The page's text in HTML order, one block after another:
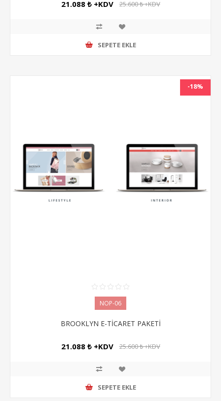
21.088 ₺ +KDV 25.600 ₺ +KDV
SEPETE EKLE
-18%
NOP-06
BROOKLYN E-TİCARET PAKETİ
21.088 ₺ +KDV 25.600 ₺ +KDV
SEPETE EKLE